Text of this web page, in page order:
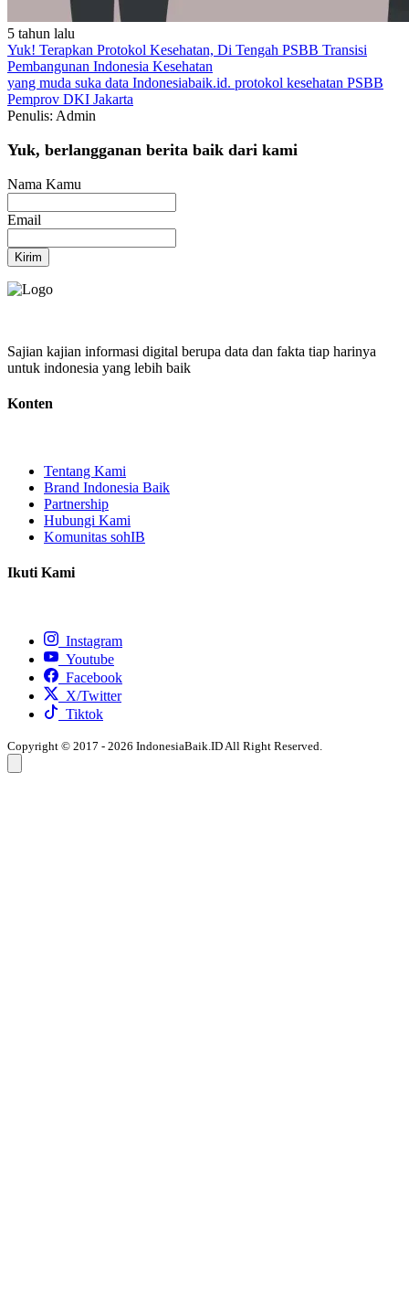
5 tahun lalu
Yuk! Terapkan Protokol Kesehatan, Di Tengah PSBB Transisi
Pembangunan Indonesia Kesehatan
yang muda suka data Indonesiabaik.id. protokol kesehatan PSBB
Pemprov DKI Jakarta
Penulis: Admin
Yuk, berlangganan berita baik dari kami
Nama Kamu
Email
Kirim
Sajian kajian informasi digital berupa data dan fakta tiap harinya
untuk indonesia yang lebih baik
Konten
Tentang Kami
Brand Indonesia Baik
Partnership
Hubungi Kami
Komunitas sohIB
Ikuti Kami
Instagram
Youtube
Facebook
X/Twitter
Tiktok
Copyright © 2017 - 2026 IndonesiaBaik.ID All Right Reserved.